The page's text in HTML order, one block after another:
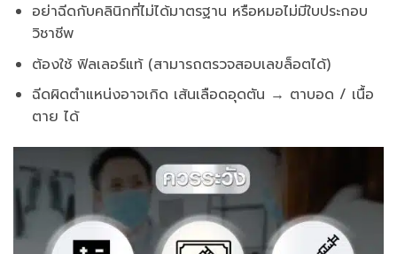
อย่าฉีดกับคลินิกที่ไม่ได้มาตรฐาน หรือหมอไม่มีใบประกอบ
วิชาชีพ
ต้องใช้ ฟิลเลอร์แท้ (สามารถตรวจสอบเลขล็อตได้)
ฉีดผิดตำแหน่งอาจเกิด เส้นเลือดอุดตัน → ตาบอด / เนื้อ
ตาย ได้